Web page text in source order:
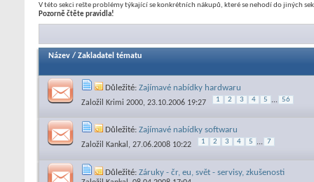
V této sekci rešte problémy týkající se konkrétních nákupů, které se nehodí do jiných
Pozorně čtěte pravidla!
Název / Zakladatel tématu
Důležité: Zajímavé nabídky hardwaru
Založil Krimi 2000, 23.10.2006 19:27 1 2 3 4 5 ... 56
Důležité: Zajímavé nabídky softwaru
Založil Kankal , 27.06.2008 10:22 1 2 3 4 5 ... 7
Důležité: Záruky - čr, eu, svět - servisy, zkušenosti